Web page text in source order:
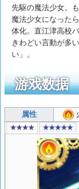
先駆の魔法少女。
魔法少女になった
体化。直江津高校
きわどい言動が多
い」。
游戏数据
属性
★★★★ ★★★★★